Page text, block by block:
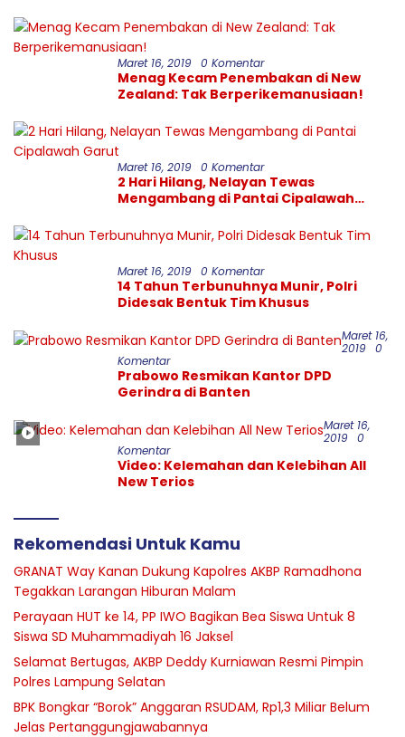
Maret 16, 2019 0 Komentar
Menag Kecam Penembakan di New
Zealand: Tak Berperikemanusiaan!
Maret 16, 2019 0 Komentar
2 Hari Hilang, Nelayan Tewas
Mengambang di Pantai Cipalawah
Maret 16, 2019 0 Komentar
14 Tahun Terbunuhnya Munir, Polri
Didesak Bentuk Tim Khusus
Maret 16,
2019
0
Komentar
Prabowo Resmikan Kantor DPD
Gerindra di Banten
Maret 16,
2019
0
Komentar
Video: Kelemahan dan Kelebihan All
New Terios
Rekomendasi Untuk Kamu
GRANAT Way Kanan Dukung Kapolres AKBP Ramadhona
Tegakkan Larangan Hiburan Malam
Perayaan HUT ke 14, PP IWO Bagikan Bea Siswa Untuk 8
Siswa SD Muhammadiyah 16 Jaksel
Selamat Bertugas, AKBP Deddy Kurniawan Resmi Pimpin
Polres Lampung Selatan
BPK Bongkar “Borok” Anggaran RSUDAM, Rp1,3 Miliar Belum
Jelas Pertanggungjawabannya